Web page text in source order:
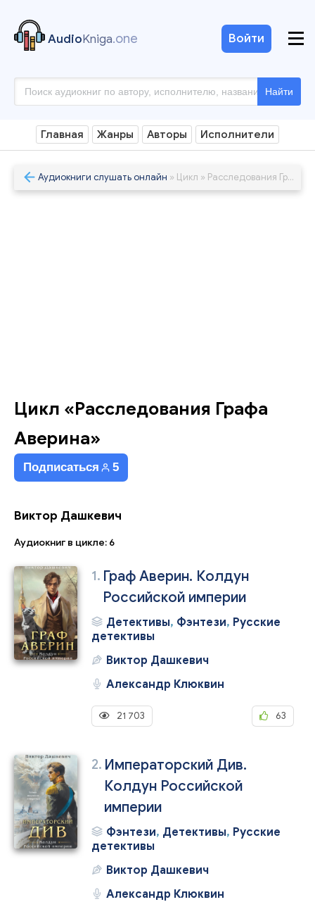
AudioKniga.one
Найти
Войти
Главная Жанры Авторы Исполнители
Аудиокниги слушать онлайн » Цикл » Расследования Графа Аверина
Цикл «Расследования Графа
Аверина»
Подписаться 5
Виктор Дашкевич
Аудиокниг в цикле: 6
1. Граф Аверин. Колдун
Российской империи
Детективы, Фэнтези, Русские
детективы
Виктор Дашкевич
Александр Клюквин
21 703 63
2. Императорский Див.
Колдун Российской
империи
Фэнтези, Детективы, Русские
детективы
Виктор Дашкевич
Александр Клюквин